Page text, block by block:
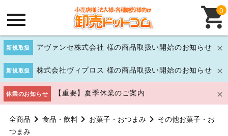
新規取扱 アヴァンセ株式会社 様の商品取扱い開始のお知らせ
新規取扱 株式会社ヴィプロス 様の商品取扱い開始のお知らせ
休業のお知らせ 【重要】夏季休業のご案内
0
全商品 食品・飲料 お菓子・おつまみ
その他お菓子・お
つまみ